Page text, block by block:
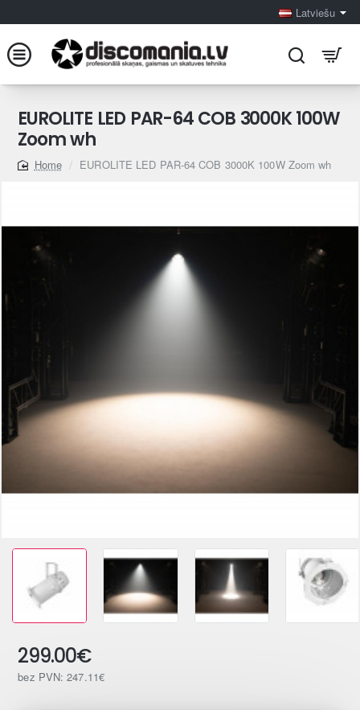
Latviešu
EUROLITE LED PAR-64 COB 3000K 100W
Zoom wh
home
EUROLITE LED PAR-64 COB 3000K 100W Zoom wh
299.00€
bez PVN: 247.11€